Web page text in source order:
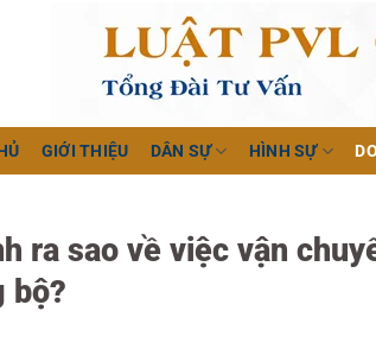
GIỚI THIỆU DÂN SỰ HÌNH SỰ
ra sao về việc vận
bộ?